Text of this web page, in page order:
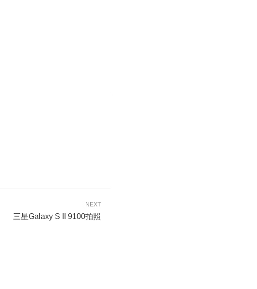
NEXT
三星Galaxy S II 9100拍照